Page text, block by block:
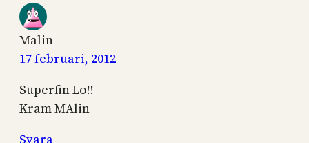
Malin
17 februari, 2012
Superfin Lo!!
Kram MAlin
Svara